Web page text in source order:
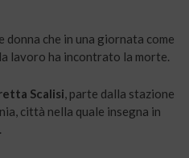
donna che in una giornata come
lavoro ha incontrato la morte.
Scalisi, parte dalla stazione
città nella quale insegna in